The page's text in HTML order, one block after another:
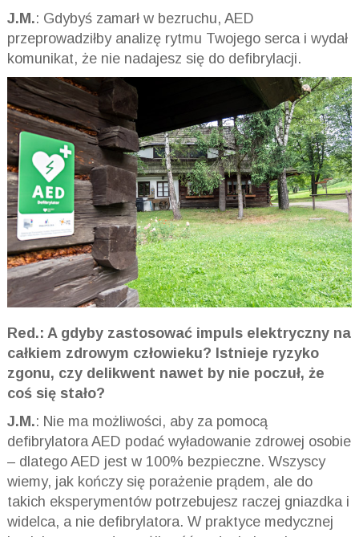
J.M.: Gdybyś zamarł w bezruchu, AED
przeprowadziłby analizę rytmu Twojego serca i wydał
komunikat, że nie nadajesz się do defibrylacji.
Red.: A gdyby zastosować impuls elektryczny na
całkiem zdrowym człowieku? Istnieje ryzyko
zgonu, czy delikwent nawet by nie poczuł, że
coś się stało?
J.M.: Nie ma możliwości, aby za pomocą
defibrylatora AED podać wyładowanie zdrowej osobie
– dlatego AED jest w 100% bezpieczne. Wszyscy
wiemy, jak kończy się porażenie prądem, ale do
takich eksperymentów potrzebujesz raczej gniazdka i
widelca, a nie defibrylatora. W praktyce medycznej